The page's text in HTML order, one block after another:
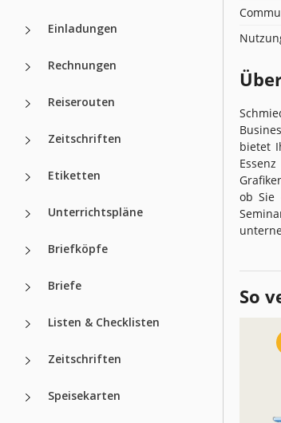
Einladungen
Rechnungen
Reiserouten
Zeitschriften
Etiketten
Unterrichtspläne
Briefköpfe
Briefe
Listen & Checklisten
Zeitschriften
Speisekarten
bietet
ob Sie
So